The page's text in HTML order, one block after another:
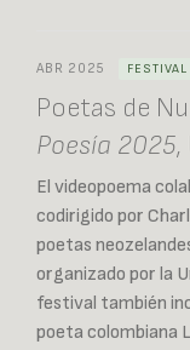
ABR 2025 FESTIVAL
Poetas de
Poesía 2025,
El videopoema
codirigido por
poetas
organizado por la
festival también
poeta colombiana